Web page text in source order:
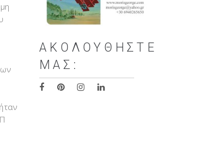
ΑΚΟΛΟΥΘΉΣΤΕ
ΜΑΣ: